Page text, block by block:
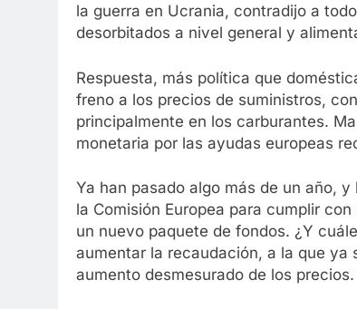
la guerra en Ucrania, contradijo a
desorbitados a nivel general y
Respuesta, más política que
freno a los precios de suministros,
principalmente en los carburantes.
monetaria por las ayudas europeas
Ya han pasado algo más de un año,
la Comisión Europea para cumplir
un nuevo paquete de fondos. ¿Y
aumentar la recaudación, a la que ya
aumento desmesurado de los precios.